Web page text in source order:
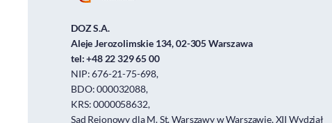
DOZ S.A.
Aleje Jerozolimskie 134, 02-305 Warszawa
tel:+48 22 329 65 00
NIP: 676-21-75-698,
BDO: 000032088,
KRS: 0000058632,
Sąd Rejonowy dla M. St. Warszawy w Warszawie, XII Wydział